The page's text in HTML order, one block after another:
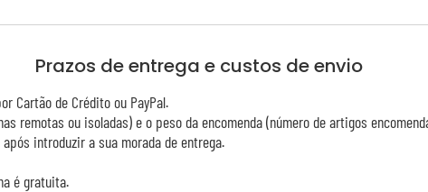
Prazos de entrega e custos de envio
Cartão de Crédito ou PayPal.
remotas ou isoladas) e o peso da encomenda (número de artigos
introduzir a sua morada de entrega.
é gratuita.